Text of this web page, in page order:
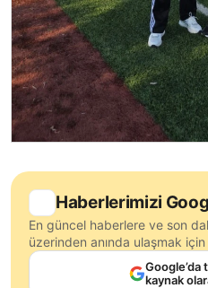
Haberlerimizi
En güncel haberlere ve son
üzerinden anında ulaşmak
Google’da
kaynak